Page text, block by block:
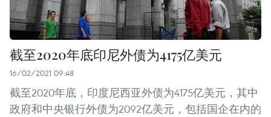
截至2020年底印尼外债为4175亿美元
16/02/2021 09:48
截至2020年底，印度尼西亚外债为4175亿美元，其中
政府和中央银行外债为2092亿美元，包括国企在内的